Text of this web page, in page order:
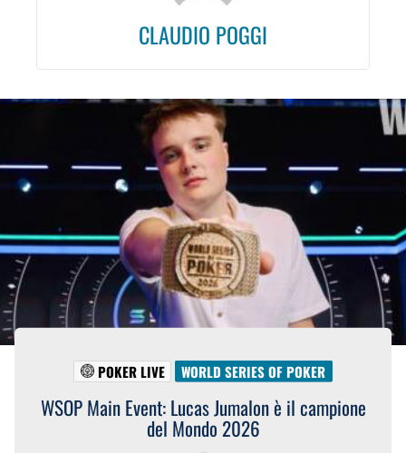
CLAUDIO POGGI
POKER LIVE WORLD SERIES OF POKER
WSOP Main Event: Lucas Jumalon è il campione
del Mondo 2026